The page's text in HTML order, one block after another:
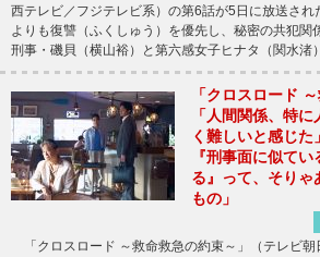
西テレビ／フジテレビ系）の第6話が5日に放送さ
よりも復讐（ふくしゅう）を優先し、秘密の共犯関
刑事・磯貝（横山裕）と第六感女子ヒナタ（関水渚
「クロスロード
「人間関係、特
く難しいと感じ
『刑事面に似て
る』って、そりゃ
もの」
「クロスロード ～救命救急の約束～」（テレビ朝